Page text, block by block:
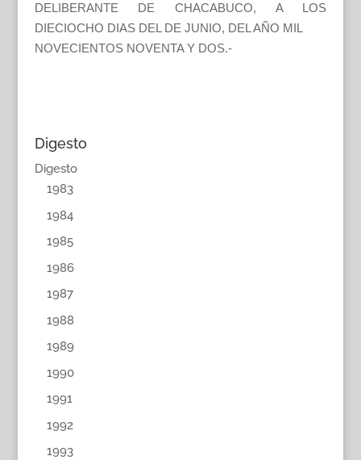
DELIBERANTE DE CHACABUCO, A LOS
DIECIOCHO DIAS DEL DE JUNIO, DEL AÑO MIL
NOVECIENTOS NOVENTA Y DOS.-
Digesto
Digesto
1983
1984
1985
1986
1987
1988
1989
1990
1991
1992
1993